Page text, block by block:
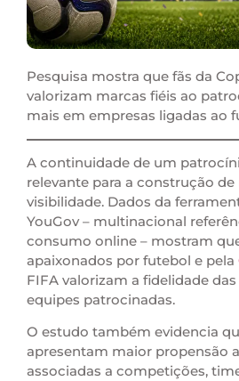
Pesquisa mostra que fãs da
valorizam marcas fiéis ao
mais em empresas ligadas ao
A continuidade de um
relevante para a construção
visibilidade. Dados da
YouGov – multinacional
consumo online – mostram
apaixonados por futebol e pela
FIFA valorizam a fidelidade
equipes patrocinadas.
O estudo também evidencia
apresentam maior propensão
associadas a competições,